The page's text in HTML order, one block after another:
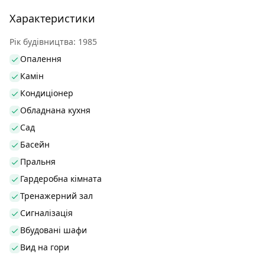
Характеристики
Рік будівництва: 1985
Опалення
Камін
Кондиціонер
Обладнана кухня
Сад
Басейн
Пральня
Гардеробна кімната
Тренажерний зал
Сигналізація
Вбудовані шафи
Вид на гори